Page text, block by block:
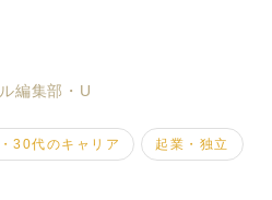
ミモザなひと
編集部・U
30代のキャリア 起業・独立